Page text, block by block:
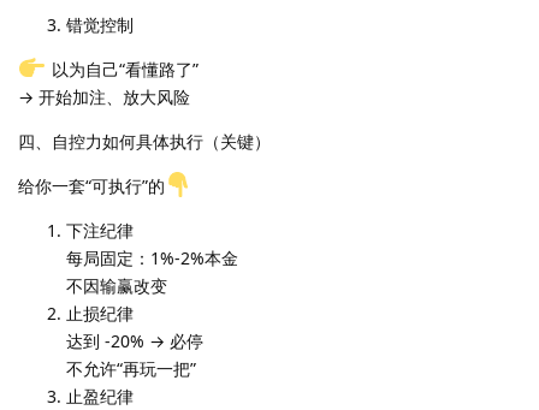
错觉控制
以为自己“看懂路了”
→ 开始加注、放大风险
四、自控力如何具体执行（关键）
给你一套“可执行”的
下注纪律
每局固定：1%-2%本金
不因输赢改变
止损纪律
达到 -20% → 必停
不允许“再玩一把”
止盈纪律